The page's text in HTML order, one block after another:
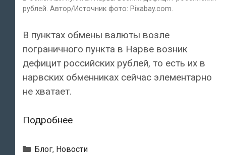
рублей. Автор/Источник фото: Pixabay.com.
В пунктах обмены валюты возле
пограничного пункта в Нарве возник
дефицит российских рублей, то есть их в
нарвских обменниках сейчас элементарно
не хватает.
ПодробнееВ
пунктах
Рубрики
Блог, Новости